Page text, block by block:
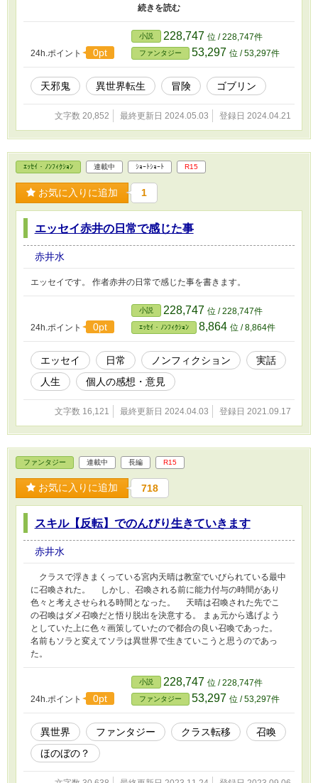
何で態々包丁抜いてくんだ……よ……あぁ死ぬのって怖ぇな」
俺はそうして死んだ……筈だった ◇ 何故か俺の意識が戻ったと思
ったら…… 『こんのバッカモーン！！』 髭の長い爺さんに怒鳴ら
れた…… 『お主らは何をしたか分かっておるのか？ 蹴人はあの
まま順調に成長して居れば将来環境問題解決までの礎を築く存在じ
ゃったのじゃ！ それを貴様らの身勝手な行動で泡沫に期したわ
い……』 そんな爺さんに怒られていると 『お主らの存在や魂等
わしらの世界には相応しく無い。 追放じゃ、事故であろうと一時
の迷いであろうとも蹴人の運命をねじ曲げる訳にはいかん。 お主
の存在を消させて貰う』 「は？じゃあ蹴人は俺を刺さなかった事
のはわしらでも禁忌じゃ。 そこでお主は別の世界に行ってもら
う。 バカは死んでも治らんと言うからの。それが本当か確かめ
てやるわい。 その現地人と同じ体質にしてやるわい。 ほれ、さ
っさと行け』 バカは死んでも治らんだと？絶対に治してやるも
んか！！ 俺は俺らしく生き残るぞこのクソ野郎！！ 異世界に
追放されたイジメ加担者。 神は未だに気付かず、問題の本質
を見ずに決めた事により不思議な運命が回り出すのであった。
24h.ポイント 0pt
小説 228,747 位 / 228,747件
ファンタジー 53,297 位 / 53,297件
天邪鬼 異世界転生 冒険 ゴブリン
文字数 20,852 最終更新日 2024.05.03 登録日 2024.04.21
ｴｯｾｲ・ﾉﾝﾌｨｸｼｮﾝ 連載中 ｼｮｰﾄｼｮｰﾄ R15
お気に入りに追加 1
エッセイ赤井の日常で感じた事
赤井水
エッセイです。 作者赤井の日常で感じた事を書きます。
24h.ポイント 0pt
小説 228,747 位 / 228,747件
ｴｯｾｲ・ﾉﾝﾌｨｸｼｮﾝ 8,864 位 / 8,864件
エッセイ 日常 ノンフィクション
実話
人生
個人の感想・意見
文字数 16,121 最終更新日 2024.04.03 登録日 2021.09.17
ファンタジー 連載中 長編 R15
お気に入りに追加 718
スキル【反転】でのんびり生きていきます
赤井水
クラスで浮きまくっている宮内天晴は教室でいびられている最中
に召喚された。 しかし、召喚される前に能力付与の時間があり
色々と考えさせられる時間となった。 天晴は召喚された先でこ
の召喚はダメ召喚だと悟り脱出を決意する。 まぁ元から逃げよう
としていた上に色々画策していたので都合の良い召喚であった。
名前もソラと変えてソラは異世界で生きていこうと思うのであっ
た。
24h.ポイント 0pt
小説 228,747 位 / 228,747件
ファンタジー 53,297 位 / 53,297件
異世界 ファンタジー クラス転移
召喚
ほのぼの？